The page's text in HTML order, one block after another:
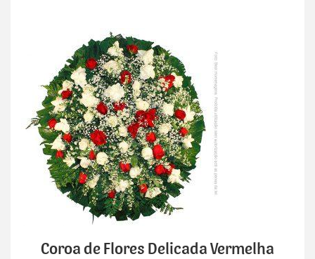
Coroa de Flores Delicada Vermelha